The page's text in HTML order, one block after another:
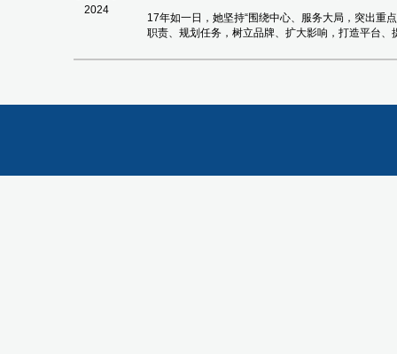
2024
17年如一日，她坚持“围绕中心、服务大局，突出重
职责、规划任务，树立品牌、扩大影响，打造平台